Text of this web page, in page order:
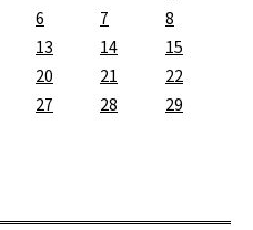
6 7
8
13 14
15
20 21
22
27 28
29